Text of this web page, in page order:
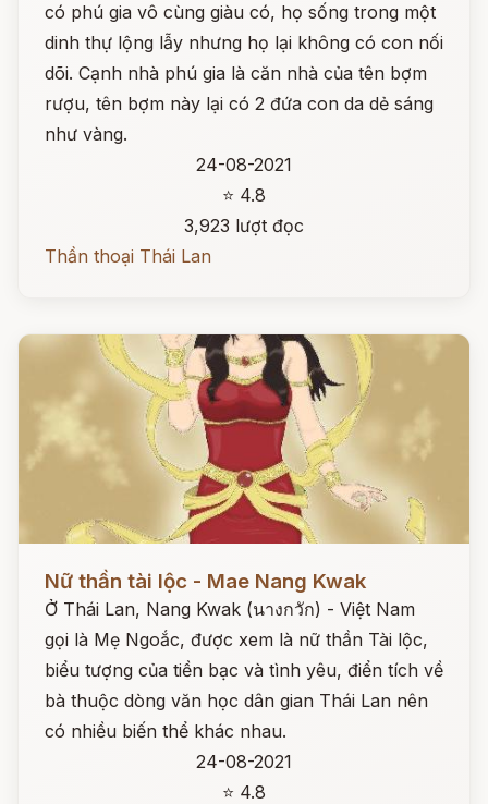
có phú gia vô cùng giàu có, họ sống trong một
dinh thự lộng lẫy nhưng họ lại không có con nối
dõi. Cạnh nhà phú gia là căn nhà của tên bợm
rượu, tên bợm này lại có 2 đứa con da dẻ sáng
như vàng.
24-08-2021
⭐ 4.8
3,923 lượt đọc
Thần thoại Thái Lan
Nữ thần tài lộc - Mae Nang Kwak
Ở Thái Lan, Nang Kwak (นางกวัก) - Việt Nam
gọi là Mẹ Ngoắc, được xem là nữ thần Tài lộc,
biểu tượng của tiền bạc và tình yêu, điển tích về
bà thuộc dòng văn học dân gian Thái Lan nên
có nhiều biến thể khác nhau.
24-08-2021
⭐ 4.8